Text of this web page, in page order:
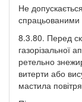
Не
спрацьованими
8.3.80. Перед
газорізальної
ретельно
витерти або
мастила